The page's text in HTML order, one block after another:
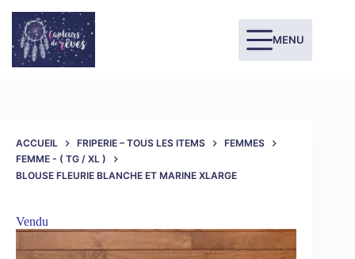
MENU
ACCUEIL FRIPERIE – TOUS LES ITEMS
FEMMES
FEMME - ( TG / XL )
BLOUSE FLEURIE BLANCHE ET MARINE XLARGE
Vendu